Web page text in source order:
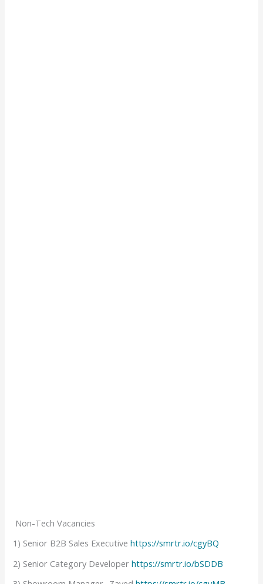
Non-Tech Vacancies
1) Senior B2B Sales Executivehttps://smrtr.io/cgyBQ
2) Senior Category Developerhttps://smrtr.io/bSDDB